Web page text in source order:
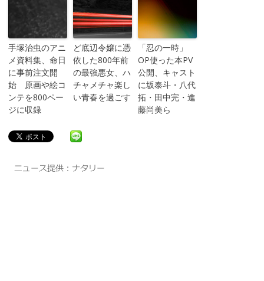
手塚治虫のアニ
メ資料集、命日
に事前注文開
始 原画や絵コ
ンテを800ペー
ジに収録
ど底辺令嬢に憑
依した800年前
の最強悪女、ハ
チャメチャ楽し
い青春を過ごす
「忍の一時」
OP使った本PV
公開、キャスト
に坂泰斗・八代
拓・田中完・進
藤尚美ら